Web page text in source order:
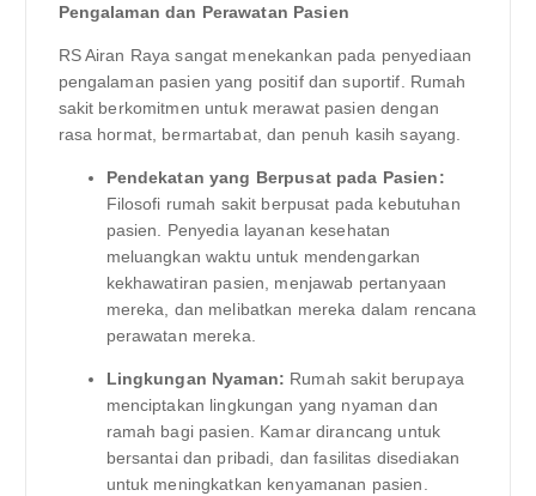
Pengalaman dan Perawatan Pasien
RS Airan Raya sangat menekankan pada penyediaan
pengalaman pasien yang positif dan suportif. Rumah
sakit berkomitmen untuk merawat pasien dengan
rasa hormat, bermartabat, dan penuh kasih sayang.
Pendekatan yang Berpusat pada Pasien:
Filosofi rumah sakit berpusat pada kebutuhan
pasien. Penyedia layanan kesehatan
meluangkan waktu untuk mendengarkan
kekhawatiran pasien, menjawab pertanyaan
mereka, dan melibatkan mereka dalam rencana
perawatan mereka.
Lingkungan Nyaman: Rumah sakit berupaya
menciptakan lingkungan yang nyaman dan
ramah bagi pasien. Kamar dirancang untuk
bersantai dan pribadi, dan fasilitas disediakan
untuk meningkatkan kenyamanan pasien.